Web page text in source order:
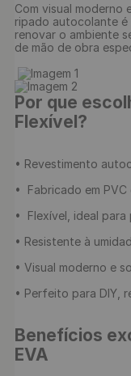
Com visual moderno
ripado autocolante
renovar o ambiente
de mão de obra
Por que
Flexível?
• Revestimento
•  Fabricado em
•  Flexível, ideal
• Resistente à
• Visual moderno e
• Perfeito para DIY,
Benefícios
EVA